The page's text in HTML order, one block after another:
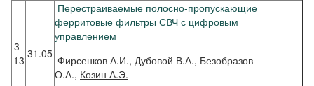
3-
13 31.05
Перестраиваемые полосно-пропускающие
ферритовые фильтры СВЧ с цифровым
управлением
Фирсенков А.И., Дубовой В.А., Безобразов
О.А., Козин А.Э.